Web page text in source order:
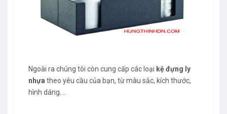
Ngoài ra chúng tôi còn cung cấp các loại kệ đựng ly
nhựa theo yêu cầu của bạn, từ màu sắc, kích thước,
hình dáng….